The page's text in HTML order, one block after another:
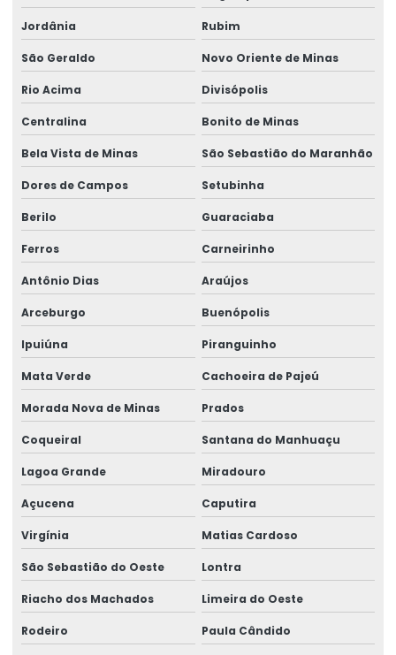
Jordânia Rubim
São Geraldo Novo Oriente de Minas
Rio Acima Divisópolis
Centralina Bonito de Minas
Bela Vista de Minas São Sebastião do Maranhão
Dores de Campos Setubinha
Berilo Guaraciaba
Ferros Carneirinho
Antônio Dias Araújos
Arceburgo Buenópolis
Ipuiúna Piranguinho
Mata Verde Cachoeira de Pajeú
Morada Nova de Minas Prados
Coqueiral Santana do Manhuaçu
Lagoa Grande Miradouro
Açucena Caputira
Virgínia Matias Cardoso
São Sebastião do Oeste Lontra
Riacho dos Machados Limeira do Oeste
Rodeiro Paula Cândido